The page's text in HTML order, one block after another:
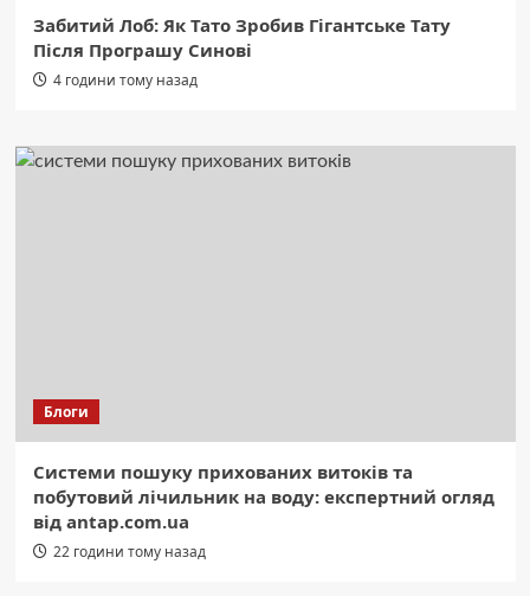
Забитий Лоб: Як Тато Зробив Гігантське Тату
Після Програшу Синові
4 години тому назад
Блоги
Системи пошуку прихованих витоків та
побутовий лічильник на воду: експертний огляд
від antap.com.ua
22 години тому назад